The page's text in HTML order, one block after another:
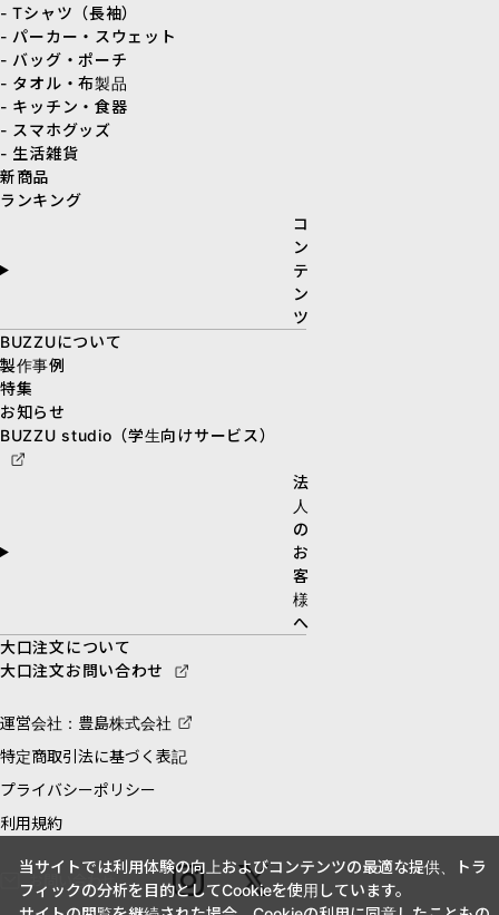
- Tシャツ（長袖）
- パーカー・スウェット
- バッグ・ポーチ
- タオル・布製品
- キッチン・食器
- スマホグッズ
- 生活雑貨
新商品
ランキング
コ
ン
テ
ン
ツ
BUZZUについて
製作事例
特集
お知らせ
BUZZU studio（学生向けサービス）
法
人
の
お
客
様
へ
大口注文について
大口注文お問い合わせ
運営会社：豊島株式会社
特定商取引法に基づく表記
プライバシーポリシー
利用規約
お問い合わせ
当サイトでは利用体験の向上およびコンテンツの最適な提供、トラ
フィックの分析を目的としてCookieを使用しています。